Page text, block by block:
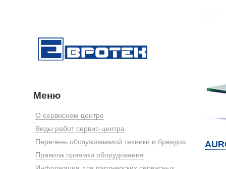
Меню
О сервисном центре
Виды работ сервис-центра
Перечень обслуживаемой техники и брендов
Правила приемки оборудования